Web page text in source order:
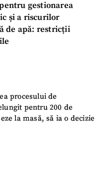
gestionarea
și a riscurilor
de apă: restricții
procesului de
pentru 200 de
la masă, să ia o decizie